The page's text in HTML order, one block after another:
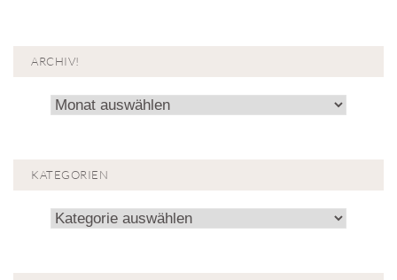
ARCHIV!
Archiv!
KATEGORIEN
Kategorien